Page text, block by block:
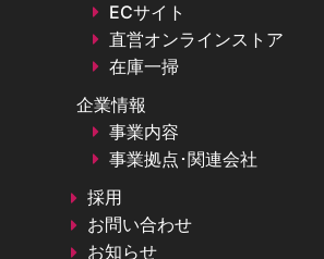
ECサイト
直営オンラインストア
在庫一掃
企業情報
事業内容
事業拠点･関連会社
採用
お問い合わせ
お知らせ